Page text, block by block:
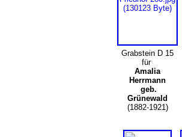
Grabstein D 15
für
Amalia
Herrmann
geb.
Grünewald
(1882-1921)